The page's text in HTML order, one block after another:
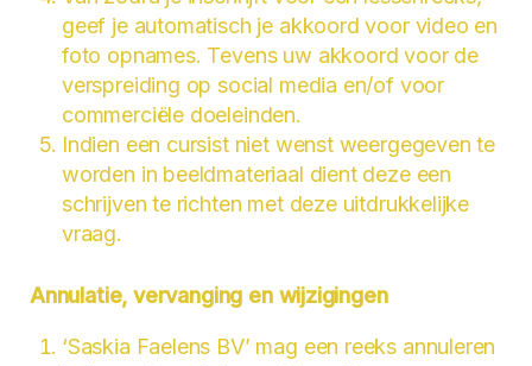
geef je automatisch je akkoord voor video en
foto opnames. Tevens uw akkoord voor de
verspreiding op social media en/of voor
commerciële doeleinden.
Indien een cursist niet wenst weergegeven te
worden in beeldmateriaal dient deze een
schrijven te richten met deze uitdrukkelijke
vraag.
Annulatie, vervanging en wijzigingen
‘Saskia Faelens BV’ mag een reeks annuleren